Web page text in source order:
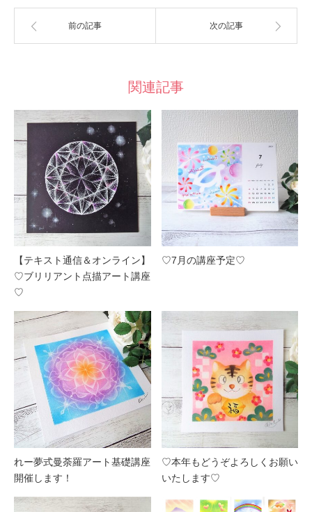
前の記事 次の記事
関連記事
【テキスト通信＆オンライン】
♡ブリリアント点描アート講座
♡
♡7月の講座予定♡
れー夢式曼荼羅アート基礎講座
開催します！
♡本年もどうぞよろしくお願い
いたします♡